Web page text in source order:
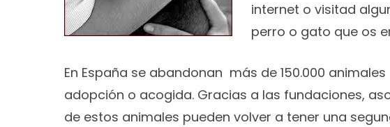
internet o visitad
perro o gato que os
En España se abandonan más de 150.000
adopción o acogida. Gracias a las fundaciones,
de estos animales pueden volver a tener una